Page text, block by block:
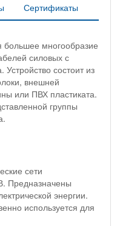
Сертификаты
большее многообразие
силовых с
состоит из
внешней
или ПВХ пластиката.
группы
сети
Предназначены
энергии.
используется для